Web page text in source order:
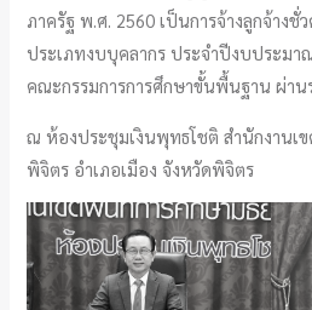
ภาครัฐ พ.ศ. 2560 เป็นการจ้างลูกจ้างชั่
ประเภทงบบุคลากร ประจำปีงบประมา
คณะกรรมการการศึกษาขั้นพื้นฐาน ผ่า
ณ ห้องประชุมเงินพุทธโชติ สำนักงานเ
พิจิตร อำเภอเมือง จังหวัดพิจิตร